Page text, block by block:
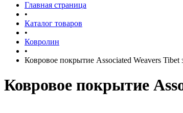
Главная страница
•
Каталог товаров
•
Ковролин
•
Ковровое покрытие Associated Weavers Tibet
Ковровое покрытие